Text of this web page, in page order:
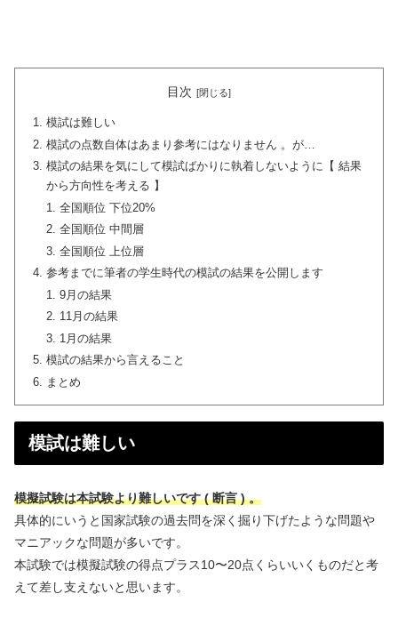
目次
模試は難しい
模試の点数自体はあまり参考にはなりません 。が…
模試の結果を気にして模試ばかりに執着しないように【 結果
から方向性を考える 】
全国順位 下位20%
全国順位 中間層
全国順位 上位層
参考までに筆者の学生時代の模試の結果を公開します
9月の結果
11月の結果
1月の結果
模試の結果から言えること
まとめ
模試は難しい
模擬試験は本試験より難しいです ( 断言 ) 。
具体的にいうと国家試験の過去問を深く掘り下げたような問題や
マニアックな問題が多いです。
本試験では模擬試験の得点プラス10〜20点くらいいくものだと考
えて差し支えないと思います。